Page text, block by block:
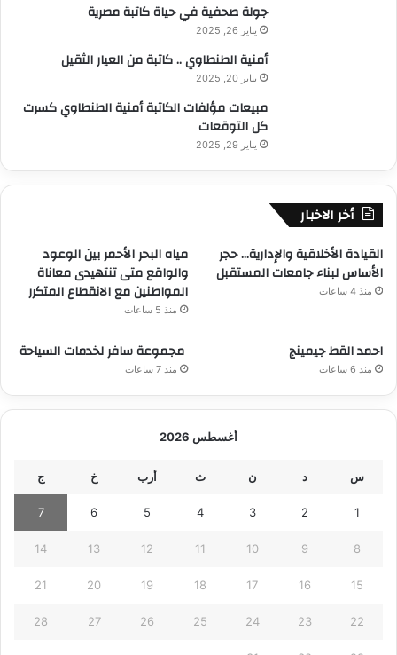
جولة صحفية في حياة كاتبة مصرية
يناير 26, 2025
أمنية الطنطاوي .. كاتبة من العيار الثقيل
يناير 20, 2025
مبيعات مؤلفات الكاتبة أمنية الطنطاوي كسرت
كل التوقعات
يناير 29, 2025
أخر الاخبار
القيادة الأخلاقية والإدارية… حجر
الأساس لبناء جامعات المستقبل
منذ 4 ساعات
مياه البحر الأحمر بين الوعود
والواقع متى تنتهيدى معاناة
المواطنين مع الانقطاع المتكرر
منذ 5 ساعات
احمد القط جيمينج
منذ 6 ساعات
مجموعة سافر لخدمات السياحة
منذ 7 ساعات
أغسطس 2026
س د ن ث أرب خ ج
1
2
3
4
5
6
7
8
9
10
11
12
13
14
15
16
17
18
19
20
21
22
23
24
25
26
27
28